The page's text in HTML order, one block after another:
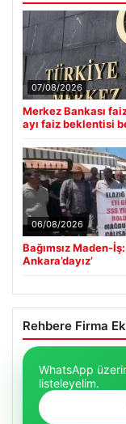
07/08/2026
Merkez Bankası
ayı faiz beklentisi
06/08/2026
Bağımsız Maden-
Ankara’dayız’
Rehbere Firma
WhatsApp
listeleyelim.